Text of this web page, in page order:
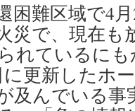
困難区域で4
災で、現在
れているに
更新したホ
及んでいる